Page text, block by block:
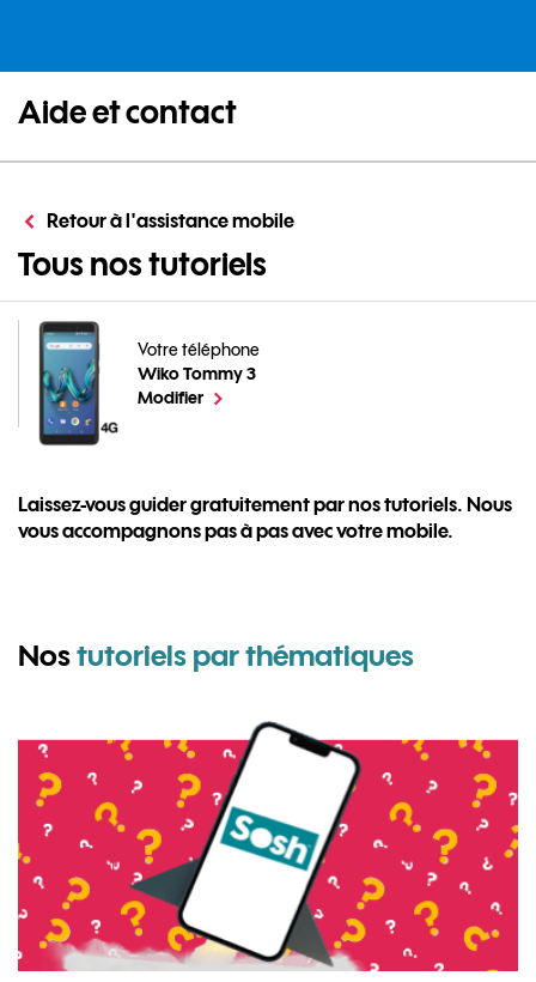
Aide et contact
Retour à l'assistance mobile
Tous nos tutoriels
Laissez-vous guider gratuitement par nos tutoriels. Nous
vous accompagnons pas à pas avec votre mobile.
Votre téléphone
Wiko Tommy 3
pour votre Wiko Tommy 3 ou
Modifierle téléphone sélectionné
Nostutoriels par thématiquespour